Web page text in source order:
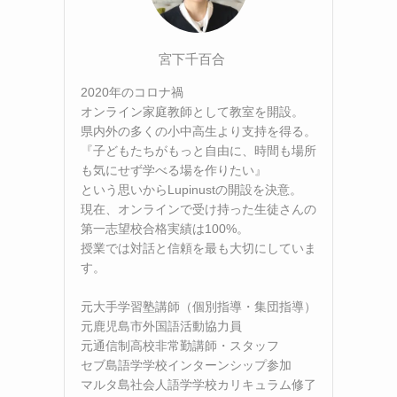
宮下千百合
2020年のコロナ禍
オンライン家庭教師として教室を開設。
県内外の多くの小中高生より支持を得る。
『子どもたちがもっと自由に、時間も場所
も気にせず学べる場を作りたい』
という思いからLupinustの開設を決意。
現在、オンラインで受け持った生徒さんの
第一志望校合格実績は100%。
授業では対話と信頼を最も大切にしていま
す。
元大手学習塾講師（個別指導・集団指導）
元鹿児島市外国語活動協力員
元通信制高校非常勤講師・スタッフ
セブ島語学学校インターンシップ参加
マルタ島社会人語学学校カリキュラム修了